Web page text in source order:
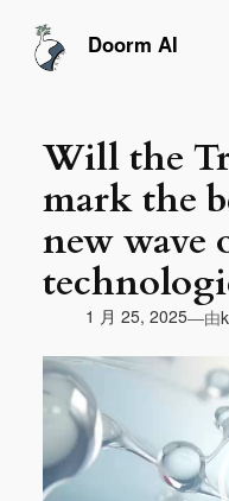
Doorm AI
Will the
mark the
new wave
1 月 25, 2025—由
视
频
播
器